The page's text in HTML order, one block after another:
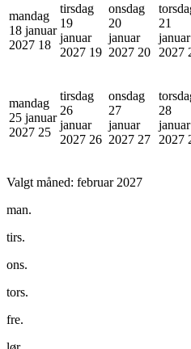
mandag
18 januar
2027 18
tirsdag
19
januar
2027 19
onsdag
20
januar
2027 20
21
januar
2027
mandag
25 januar
2027 25
tirsdag
26
januar
2027 26
onsdag
27
januar
2027 27
28
januar
2027
Valgt måned: februar 2027
man.
tirs.
ons.
tors.
fre.